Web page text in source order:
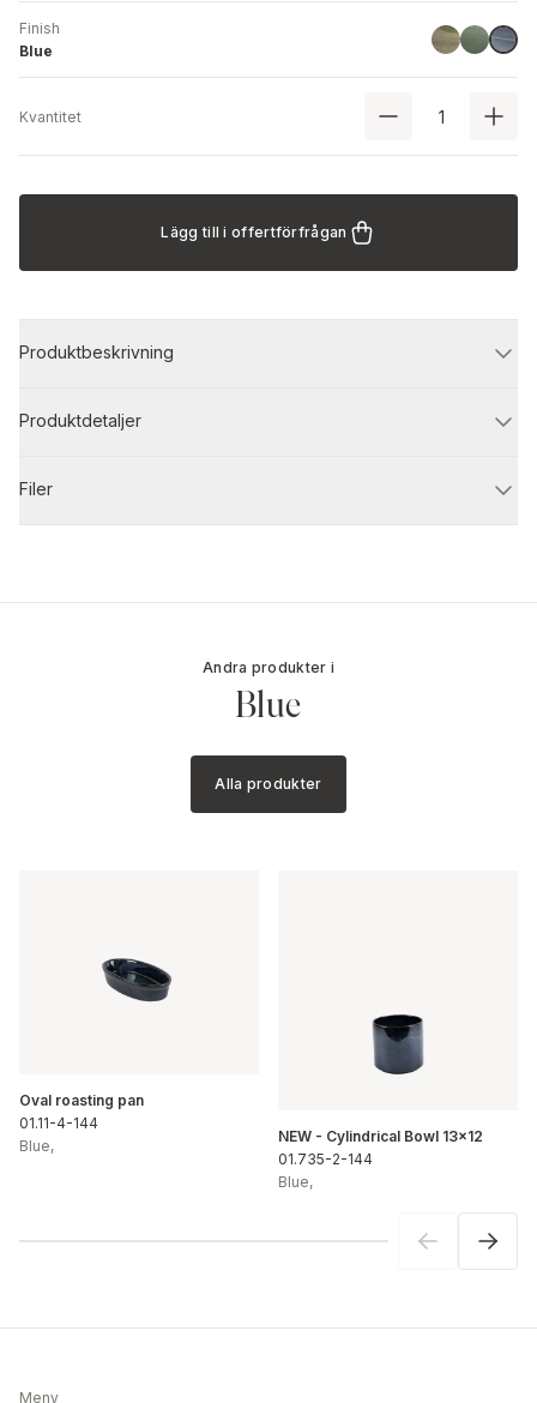
Finish
Blue
GreenStoneBlue
Kvantitet
Lägg till i offertförfrågan
Produktbeskrivning
Produktdetaljer
Filer
Andra produkter i
Blue
Alla produkter
Oval roasting pan
01.11-4-144
Blue,
NEW - Cylindrical Bowl 13x12
01.735-2-144
Blue,
Meny